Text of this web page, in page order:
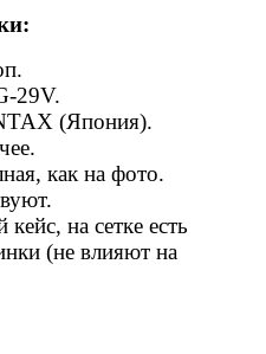
29V.
(Япония).
как на фото.
кейс, на сетке есть
(не влияют на